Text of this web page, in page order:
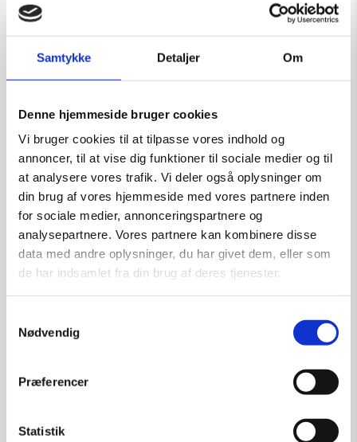
Samtykke Detaljer Om
Denne hjemmeside bruger cookies
Vi bruger cookies til at tilpasse vores indhold og
annoncer, til at vise dig funktioner til sociale medier og til
at analysere vores trafik. Vi deler også oplysninger om
din brug af vores hjemmeside med vores partnere inden
for sociale medier, annonceringspartnere og
analysepartnere. Vores partnere kan kombinere disse
data med andre oplysninger, du har givet dem, eller som
de har indsamlet fra din brug af deres tjenester.
Nødvendig
Præferencer
Statistik
Grafik af Jens Heller: Dame
Størrelse: 60×40
Tilføj til kurv